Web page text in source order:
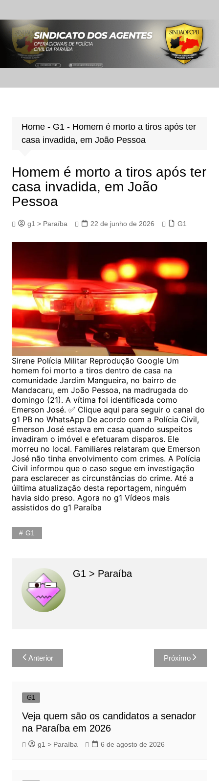
para
conteúdo
Home- G1 - Homem é morto a tiros após ter
casa invadida, em João Pessoa
Homem é morto a tiros após ter
casa invadida, em João
Pessoa
g1 > Paraíba 22 de junho de 2026 G1
Sirene Polícia Militar Reprodução Google Um
homem foi morto a tiros dentro de casa na
comunidade Jardim Mangueira, no bairro de
Mandacaru, em João Pessoa, na madrugada do
domingo (21). A vítima foi identificada como
Emerson José. ✅ Clique aqui para seguir o canal do
g1 PB no WhatsApp De acordo com a Polícia Civil,
Emerson José estava em casa quando suspeitos
invadiram o imóvel e efetuaram disparos. Ele
morreu no local. Familiares relataram que Emerson
José não tinha envolvimento com crimes. A Polícia
Civil informou que o caso segue em investigação
para esclarecer as circunstâncias do crime. Até a
úiltima atualização desta reportagem, ninguém
havia sido preso. Agora no g1 Vídeos mais
assistidos do g1 Paraíba
G1
G1 > Paraíba
Navegação
de
Anterior Próximo
G1
Veja quem são os candidatos a senador
na Paraíba em 2026
g1 > Paraíba 6 de agosto de 2026